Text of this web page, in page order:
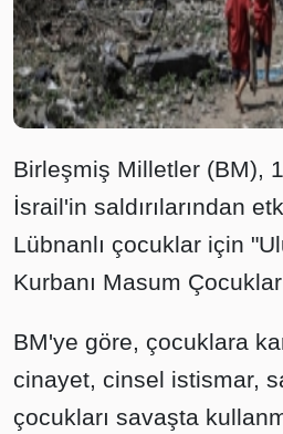
Birleşmiş Milletler (BM),
İsrail'in saldırılarından
Lübnanlı çocuklar için
Kurbanı Masum
BM'ye göre, çocuklara
cinayet, cinsel istismar,
çocukları savaşta